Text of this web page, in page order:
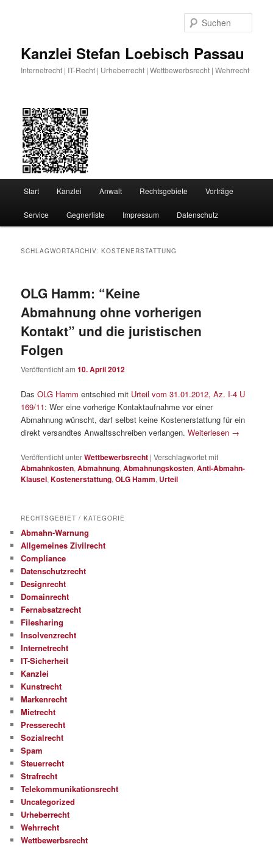
Kanzlei Stefan Loebisch Passau
Internetrecht | IT-Recht | Urheberrecht | Wettbewerbsrecht | Wehrrecht
Start Kanzlei Anwalt Rechtsgebiete Vorträge
Service Gegnerliste Impressum Datenschutz
SCHLAGWORTARCHIV:KOSTENERSTATTUNG
OLG Hamm: “Keine
Abmahnung ohne vorherigen
Kontakt” und die juristischen
Folgen
Veröffentlicht am10. April 2012
DasOLG Hamm entschied mit Urteil vom 31.01.2012, Az. I-4 U
169/11: Wer eine vorherige Kontaktaufnahme vor einer
Abmahnung wünscht, darf selbst keine Kostenerstattung für ein
direkt versandtes Anwaltsschreiben verlangen.Weiterlesen →
Veröffentlicht unterWettbewerbsrecht |Verschlagwortet mit
Abmahnkosten,Abmahnung,Abmahnungskosten,Anti-Abmahn-
Klausel,Kostenerstattung,OLG Hamm, Urteil
RECHTSGEBIET / KATEGORIE
Abmahn-Warnung
Allgemeines Zivilrecht
Compliance
Datenschutzrecht
Designrecht
Domainrecht
Fernabsatzrecht
Filesharing
Insolvenzrecht
Internetrecht
IT-Sicherheit
Kanzlei
Kunstrecht
Markenrecht
Mietrecht
Presserecht
Sozialrecht
Spam
Steuerrecht
Strafrecht
Telekommunikationsrecht
Uncategorized
Urheberrecht
Wehrrecht
Wettbewerbsrecht